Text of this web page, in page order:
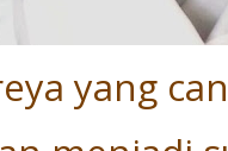
yang